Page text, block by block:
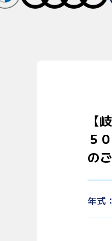
【
５
の
年式